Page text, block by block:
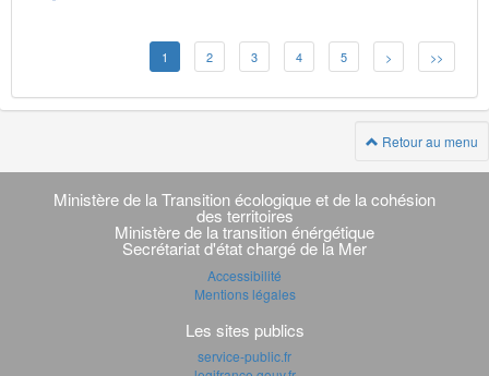
1 2 3 4 5 > >>
Retour au menu
Navigation
transverse
Ministère de la Transition écologique et de la cohésion
des territoires
Ministère de la transition énérgétique
Secrétariat d'état chargé de la Mer
Accessibilité
Mentions légales
Les sites publics
service-public.fr